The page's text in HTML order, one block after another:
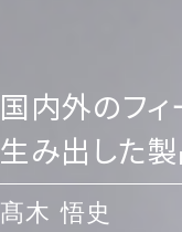
国内外のフ
生み出した
髙木 悟史